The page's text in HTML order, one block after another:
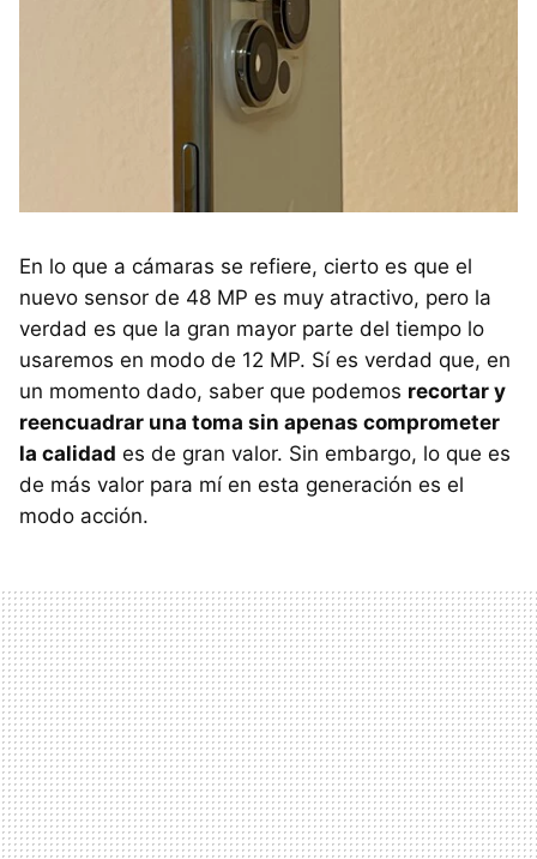
En lo que a cámaras se refiere, cierto es que el
nuevo sensor de 48 MP es muy atractivo, pero la
verdad es que la gran mayor parte del tiempo lo
usaremos en modo de 12 MP. Sí es verdad que, en
un momento dado, saber que podemos recortar y
reencuadrar una toma sin apenas comprometer
la calidad es de gran valor. Sin embargo, lo que es
de más valor para mí en esta generación es el
modo acción.